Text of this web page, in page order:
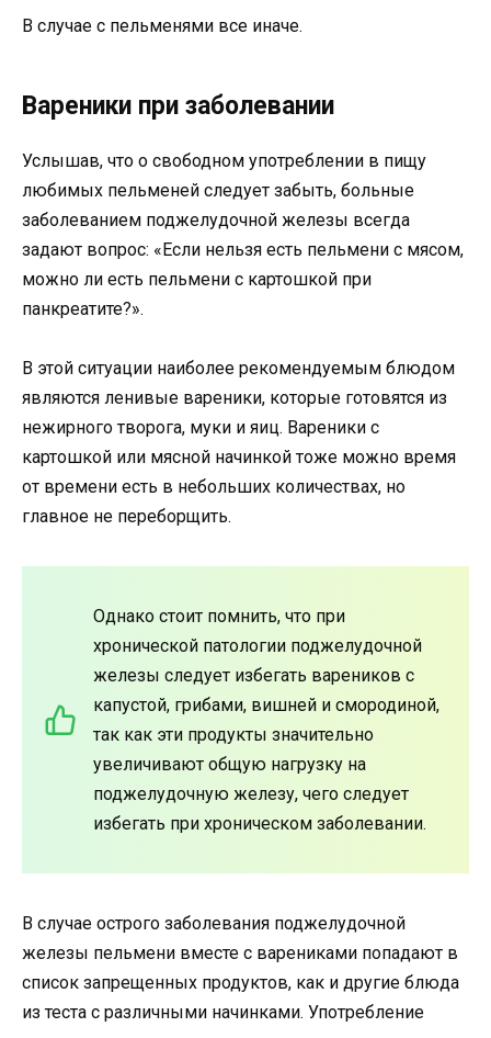
В случае с пельменями все иначе.
Вареники при заболевании
Услышав, что о свободном употреблении в пищу
любимых пельменей следует забыть, больные
заболеванием поджелудочной железы всегда
задают вопрос: «Если нельзя есть пельмени с мясом,
можно ли есть пельмени с картошкой при
панкреатите?».
В этой ситуации наиболее рекомендуемым блюдом
являются ленивые вареники, которые готовятся из
нежирного творога, муки и яиц. Вареники с
картошкой или мясной начинкой тоже можно время
от времени есть в небольших количествах, но
главное не переборщить.
Однако стоит помнить, что при
хронической патологии поджелудочной
железы следует избегать вареников с
капустой, грибами, вишней и смородиной,
так как эти продукты значительно
увеличивают общую нагрузку на
поджелудочную железу, чего следует
избегать при хроническом заболевании.
В случае острого заболевания поджелудочной
железы пельмени вместе с варениками попадают в
список запрещенных продуктов, как и другие блюда
из теста с различными начинками. Употребление